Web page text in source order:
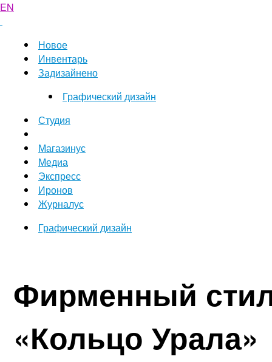
EN
Новое
Инвентарь
Задизайнено
Графический дизайн
Студия
Магазинус
Медиа
Экспресс
Иронов
Журналус
Графический дизайн
Фирменный
«Кольцо Урала»